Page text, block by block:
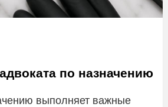
по назначению
выполняет важные